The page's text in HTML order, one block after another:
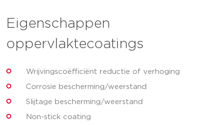
Eigenschappen
oppervlaktecoatings
Wrijvingscoëfficiënt reductie of verhoging
Corrosie bescherming/weerstand
Slijtage bescherming/weerstand
Non-stick coating